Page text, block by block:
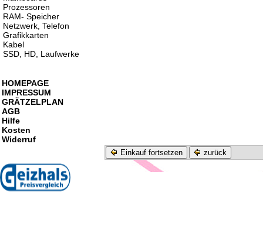
Einkauf fortsetzen zurück
Prozessoren
RAM- Speicher
Netzwerk, Telefon
Grafikkarten
Kabel
SSD, HD, Laufwerke
HOMEPAGE
IMPRESSUM
GRÄTZELPLAN
AGB
Hilfe
Kosten
Widerruf